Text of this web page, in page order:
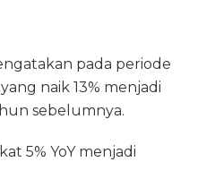
pada periode
naik 13% menjadi
sebelumnya.
5% YoY menjadi